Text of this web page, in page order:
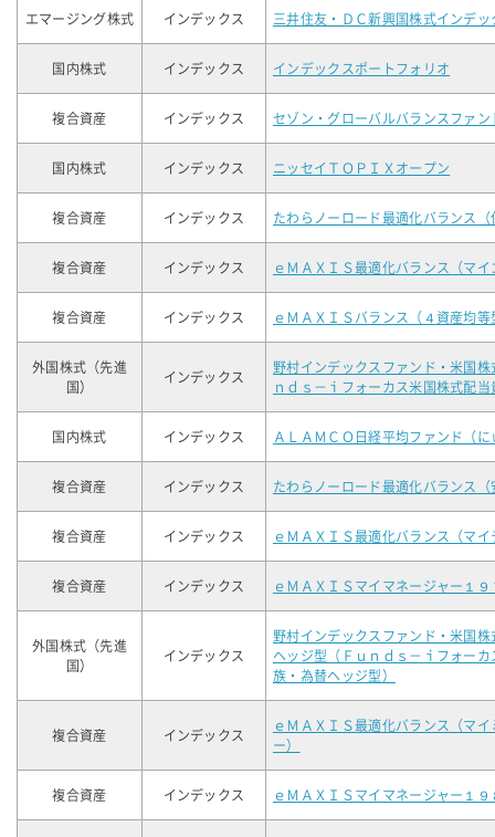
エマージング株式 インデックス 三井住友・ＤＣ新興国株式インデッ
国内株式 インデックス インデックスポートフォリオ
複合資産 インデックス セゾン・グローバルバランスファン
国内株式 インデックス ニッセイＴＯＰＩＸオープン
複合資産 インデックス たわらノーロード最適化バランス（
複合資産 インデックス ｅＭＡＸＩＳ最適化バランス（マ
複合資産 インデックス ｅＭＡＸＩＳバランス（４資産均等
外国株式（先進
国）
インデックス
野村インデックスファンド・米国
ｎｄｓ－ｉフォーカス米国株式配当
国内株式 インデックス ＡＬＡＭＣＯ日経平均ファンド（に
複合資産 インデックス たわらノーロード最適化バランス（
複合資産 インデックス ｅＭＡＸＩＳ最適化バランス（マ
複合資産 インデックス ｅＭＡＸＩＳマイマネージャー１９
外国株式（先進
国）
インデックス
野村インデックスファンド・米国
ヘッジ型（Ｆｕｎｄｓ－ｉフォー
族・為替ヘッジ型）
複合資産 インデックス
ｅＭＡＸＩＳ最適化バランス（マ
ー）
複合資産 インデックス ｅＭＡＸＩＳマイマネージャー１９